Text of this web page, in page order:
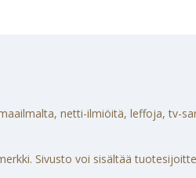
netti-ilmiöitä, leffoja, tv-
Sivusto voi sisältää